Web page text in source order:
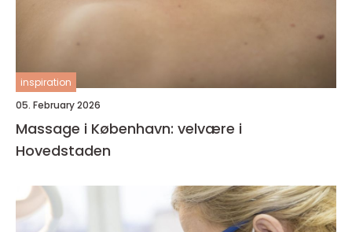
inspiration
05. February 2026
Massage i København: velvære i
Hovedstaden